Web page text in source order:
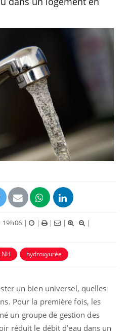
19h06 | | | |
|
hydroxyurée
un bien universel, quelles
Pour la première fois, les
un groupe de gestion des
réduit le débit d’eau dans un